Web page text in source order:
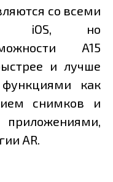
со всеми
iOS, но
A15
и лучше
как
снимков и
AR.